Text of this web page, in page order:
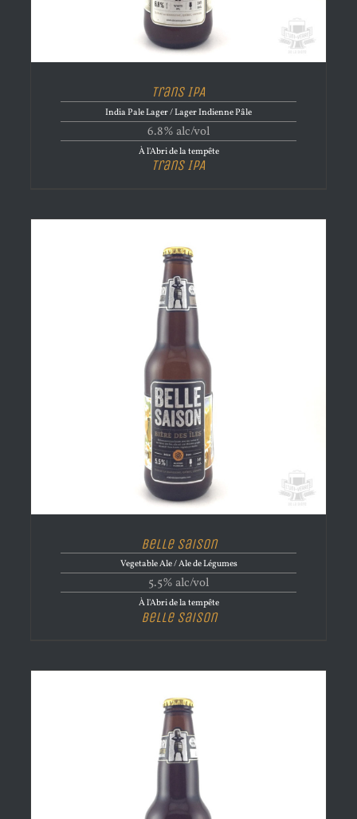
Trans IPA
India Pale Lager / Lager Indienne Pâle
6.8% alc/vol
À l'Abri de la tempête
Trans IPA
Belle Saison
Vegetable Ale / Ale de Légumes
5.5% alc/vol
À l'Abri de la tempête
Belle Saison